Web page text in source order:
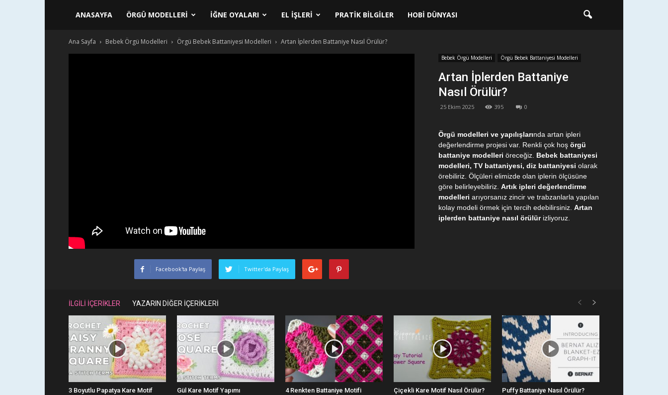
ANASAYFA ÖRGÜ MODELLERI İĞNE OYALARI EL İŞLERI PRATIK BILGILER HOBI DÜNYASI
Ana Sayfa Bebek Örgü Modelleri Örgü Bebek Battaniyesi Modelleri Artan İplerden Battaniye Nasıl Örülür?
Bebek Örgü Modelleri Örgü Bebek Battaniyesi Modelleri
Artan İplerden Battaniye
Nasıl Örülür?
25 Ekim 2025 395 0
Örgü modelleri ve yapılışlarında artan ipleri
değerlendirme projesi var. Renkli çok hoş örgü
battaniye modelleri öreceğiz. Bebek battaniyesi
modelleri, TV battaniyesi, diz battaniyesi olarak
örebiliriz. Ölçüleri elimizde olan iplerin ölçüsüne
göre belirleyebiliriz. Artık ipleri değerlendirme
modelleri arıyorsanız zincir ve trabzanlarla yapılan
kolay modeli örmek için tercih edebilirsiniz. Artan
iplerden battaniye nasıl örülürizliyoruz.
Facebook'ta Paylaş Twitter'da Paylaş
İLGİLİ İÇERİKLER YAZARIN DİĞER İÇERİKLERİ
3 Boyutlu Papatya Kare Motif
Gül Kare Motif Yapımı
4 Renkten Battaniye Motifi
Çiçekli Kare Motif Nasıl Örülür? Puffy Battaniye Nasıl Örülür?